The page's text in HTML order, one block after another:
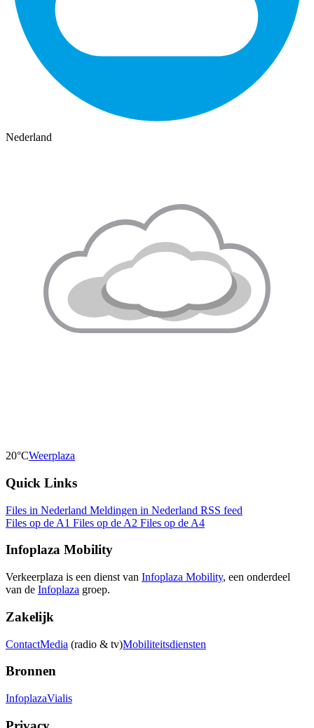
Nederland
20°CWeerplaza
Quick Links
Files in Nederland Meldingen in Nederland RSS feed
Files op de A1 Files op de A2 Files op de A4
Infoplaza Mobility
Verkeerplaza is een dienst van Infoplaza Mobility, een onderdeel
van de Infoplaza groep.
Zakelijk
ContactMedia (radio & tv)Mobiliteitsdiensten
Bronnen
InfoplazaVialis